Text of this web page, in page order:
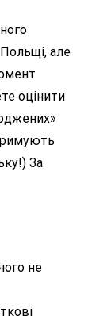
але
оцінити
За
не